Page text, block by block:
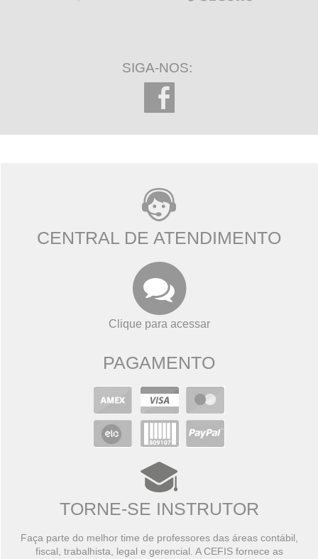
SIGA-NOS:
CENTRAL DE ATENDIMENTO
Clique para acessar
PAGAMENTO
TORNE-SE INSTRUTOR
Faça parte do melhor time de professores das áreas contábil,
fiscal, trabalhista, legal e gerencial. A CEFIS fornece as